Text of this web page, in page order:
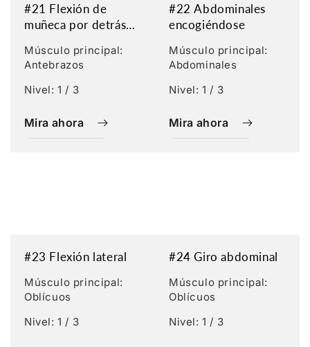
#21 Flexión de
muñeca por detrás
Músculo principal:
Antebrazos
Nivel: 1 / 3
Mira ahora
#22 Abdominales
encogiéndose
Músculo principal:
Abdominales
Nivel: 1 / 3
Mira ahora
#23 Flexión lateral
Músculo principal:
Oblícuos
Nivel: 1 / 3
#24 Giro abdominal
Músculo principal:
Oblícuos
Nivel: 1 / 3